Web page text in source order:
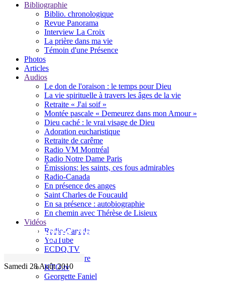
Bibliographie
Biblio. chronologique
Revue Panorama
Interview La Croix
La prière dans ma vie
Témoin d'une Présence
Photos
Articles
Audios
Le don de l'oraison : le temps pour Dieu
La vie spirituelle à travers les âges de la vie
Retraite « J'ai soif »
Montée pascale « Demeurez dans mon Amour »
Dieu caché : le vrai visage de Dieu
Adoration eucharistique
Retraite de carême
Radio VM Montréal
Radio Notre Dame Paris
Émissions: les saints, ces fous admirables
Radio-Canada
En présence des anges
Saint Charles de Foucauld
En sa présence : autobiographie
En chemin avec Thérèse de Lisieux
Vidéos
Radio-Canada
YouTube
ECDQ.TV
Sel et Lumière
KTO.tv
Georgette Faniel
Le blogue de Jacques Gauthier
Samedi 28 Août 2010